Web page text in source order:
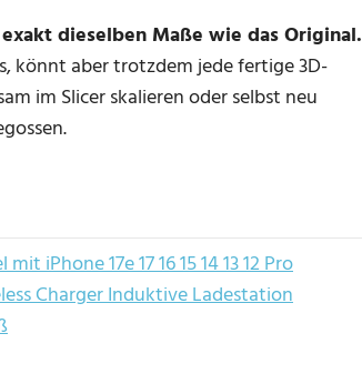
dieselben Maße wie das Original.
könnt aber trotzdem jede fertige 3D-
im Slicer skalieren oder selbst neu
iPhone 17e 17 16 15 14 13 12 Pro
Charger Induktive Ladestation